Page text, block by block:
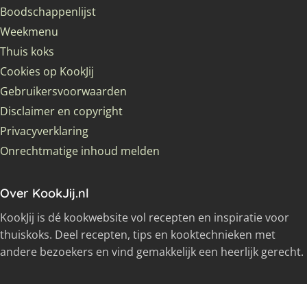
Boodschappenlijst
Weekmenu
Thuis koks
Cookies op KookJij
Gebruikersvoorwaarden
Disclaimer en copyright
Privacyverklaring
Onrechtmatige inhoud melden
Over KookJij.nl
KookJij is dé kookwebsite vol recepten en inspiratie voor
thuiskoks. Deel recepten, tips en kooktechnieken met
andere bezoekers en vind gemakkelijk een heerlijk gerecht.